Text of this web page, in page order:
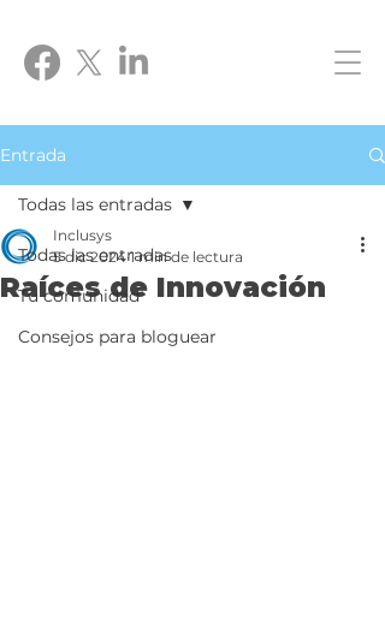
Entrada
Todas las entradas
Tu comunidad
Consejos para bloguear
Todas las entradas
Raíces de Innovación
Inclusys
5 dic 2024 1 min de lectura